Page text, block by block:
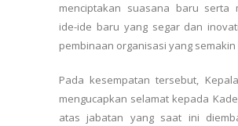
menciptakan suasana baru serta
ide-ide baru yang segar dan
pembinaan organisasi yang semakin
Pada kesempatan tersebut,
mengucapkan selamat kepada
atas jabatan yang saat ini